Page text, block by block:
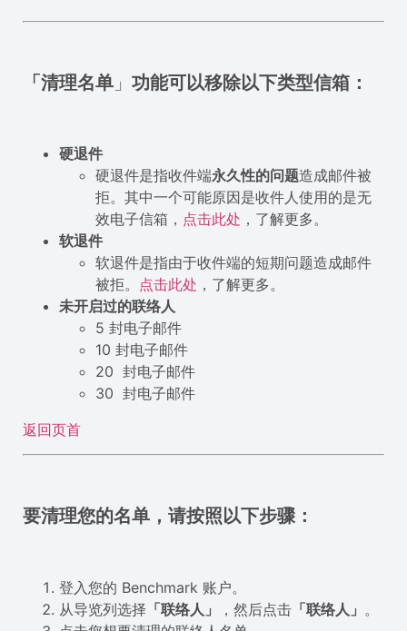
「清理名单 」 功能可以移除以下类型信箱：
硬退件
硬退件是指收件端永久性的问题造成邮件被
拒。其中一个可能原因是收件人使用的是无
效电子信箱， 点击此处 ，了解更多。
软退件
软退件是指由于收件端的短期问题造成邮件
被拒。 点击此处 ，了解更多。
未开启过的联络人
5 封电子邮件
10 封电子邮件
20 封电子邮件
30 封电子邮件
返回页首
要清理您的名单，请按照以下步骤：
登入您的 Benchmark 账户。
从导览列选择 「联络人」 ，然后点击 「联络人」 。